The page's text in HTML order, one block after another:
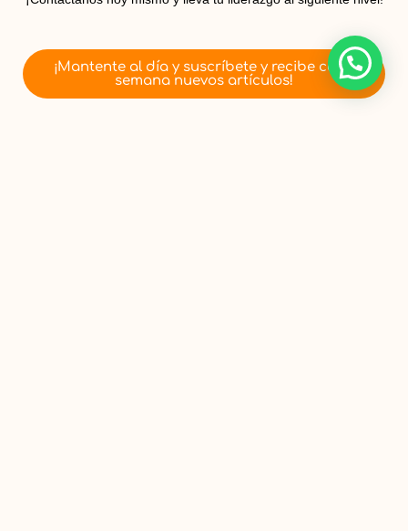
¡Mantente al día y suscríbete y recibe cada
semana nuevos artículos!